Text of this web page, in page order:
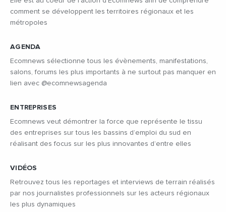
comment se développent les territoires régionaux et les
métropoles
AGENDA
Ecomnews sélectionne tous les évènements, manifestations,
salons, forums les plus importants à ne surtout pas manquer en
lien avec @ecomnewsagenda
ENTREPRISES
Ecomnews veut démontrer la force que représente le tissu
des entreprises sur tous les bassins d’emploi du sud en
réalisant des focus sur les plus innovantes d’entre elles
VIDÉOS
Retrouvez tous les reportages et interviews de terrain réalisés
par nos journalistes professionnels sur les acteurs régionaux
les plus dynamiques